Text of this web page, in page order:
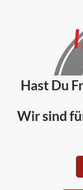
Hast Du
Wir sind